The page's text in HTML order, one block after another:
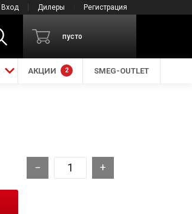
Вход Дилеры Регистрация
пусто
АКЦИИ 2 SMEG-OUTLET